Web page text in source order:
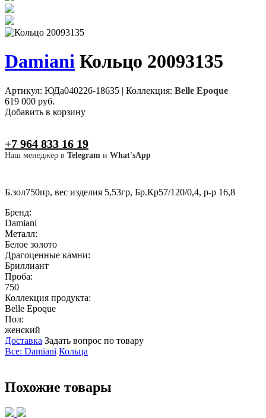
Damiani Кольцо 20093135
Артикул: ЮДа040226-18635 | Коллекция: Belle Epoque
619 000 руб.
Добавить в корзину
+7 964 833 16 19
Наш менеджер в Telegram и What'sApp
Б.зол750пр, вес изделия 5,53гр, Бр.Кр57/120/0,4, р-р 16,8
Бренд:
Damiani
Металл:
Белое золото
Драгоценные камни:
Бриллиант
Проба:
750
Коллекция продукта:
Belle Epoque
Пол:
женский
Доставка Задать вопрос по товару
Все: Damiani Кольца
Похожие товары